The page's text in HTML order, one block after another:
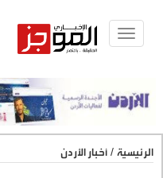
Toggle
الرئيسية / أخبار الأردن